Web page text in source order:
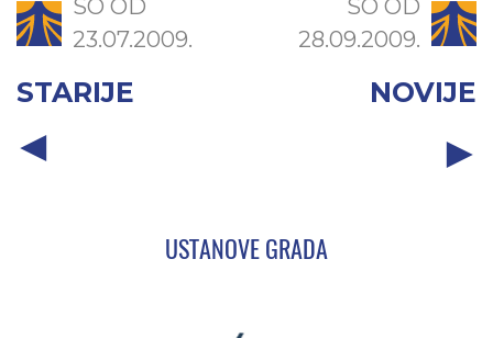
SO OD
23.07.2009.
STARIJE
SO OD
28.09.2009.
NOVIJE
USTANOVE GRADA